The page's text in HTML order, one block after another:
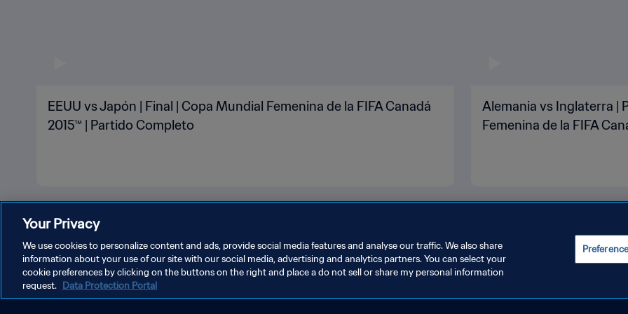
EEUU vs Japón | Final | Copa Mundial Femenina de la FIFA Canadá
2015™ | Partido Completo
Alemania vs Inglaterra |
Femenina de la FIFA
POLÍTICA DE PRIVACIDAD
Your Privacy
We use cookies to personalize content and ads, provide social media features and analyse our traffic. We also share
information about your use of our site with our social media, advertising and analytics partners. You can select your
cookie preferences by clicking on the buttons on the right and place a do not sell or share my personal information
request. Data Protection Portal